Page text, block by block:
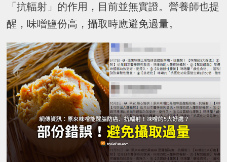
「抗輻射」的作用，目前並無實證。營養師也提
醒，味噌鹽份高，攝取時應避免過量。